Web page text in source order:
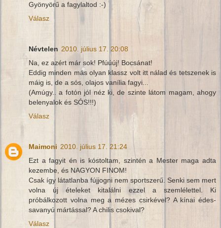
Gyönyörű a fagylaltod :-)
Válasz
Névtelen 2010. július 17. 20:08
Na, ez azért már sok! Pfúúúj! Bocsánat!
Eddig minden más olyan klassz volt itt nálad és tetszenek is
máig is, de a sós, olajos vanília fagyi...
(Amúgy.. a fotón jól néz ki, de szinte látom magam, ahogy
belenyalok és SÓS!!!)
Válasz
Maimoni 2010. július 17. 21:24
Ezt a fagyit én is kóstoltam, szintén a Mester maga adta
kezembe, és NAGYON FINOM!
Csak így látatlanba fújjogni nem sportszerű. Senki sem mert
volna új ételeket kitalálni ezzel a szemlélettel. Ki
próbálkozott volna meg a mézes csirkével? A kínai édes-
savanyú mártással? A chilis csokival?
Válasz